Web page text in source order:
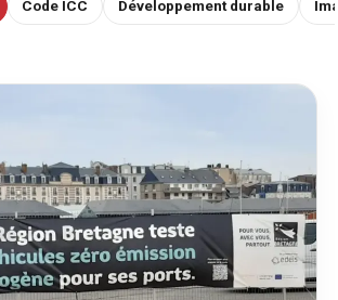
Code ICC Développement durable